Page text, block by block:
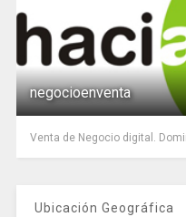
negocioenventa
Venta de Negocio digital.
Ubicación Geográfica